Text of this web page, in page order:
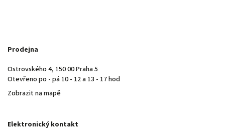
Prodejna
Ostrovského 4, 150 00 Praha 5
Otevřeno po - pá 10 - 12 a 13 - 17 hod
Zobrazit na mapě
Elektronický kontakt